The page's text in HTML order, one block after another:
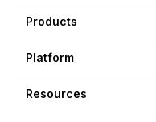
Products
Platform
Resources